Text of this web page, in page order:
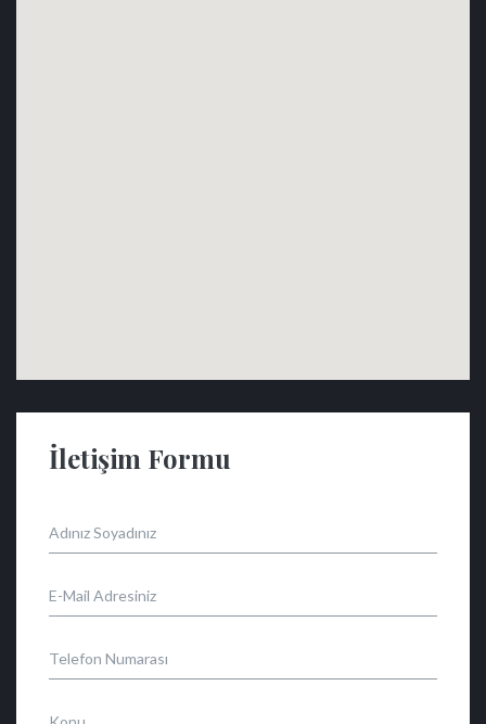
İletişim Formu